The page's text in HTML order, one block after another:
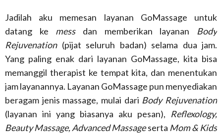
Jadilah aku memesan layanan GoMassage untuk
datang ke mess dan memberikan layanan Body
Rejuvenation(pijat seluruh badan) selama dua jam.
Yang paling enak dari layanan GoMassage, kita bisa
memanggil therapist ke tempat kita, dan menentukan
jam layanannya. Layanan GoMassage pun menyediakan
beragam jenis massage, mulai dari Body Rejuvenation
(layanan ini yang biasanya aku pesan), Reflexology,
Beauty Massage, Advanced Massageserta Mom & Kids